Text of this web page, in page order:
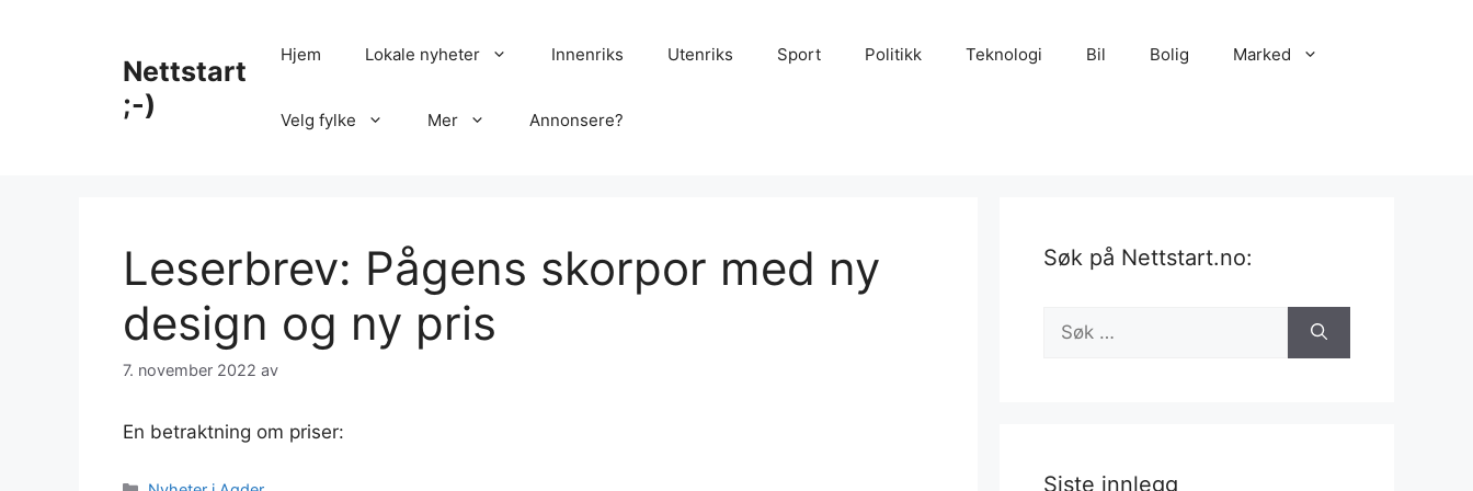
Nettstart
;-)
Hjem Lokale nyheter Innenriks Utenriks Sport Politikk Teknologi Bil Bolig Marked
Velg fylke Mer Annonsere?
Leserbrev: Pågens skorpor med ny
design og ny pris
7. november 2022 av
En betraktning om priser:
Søk på Nettstart.no:
Søk
etter:
Siste innlegg